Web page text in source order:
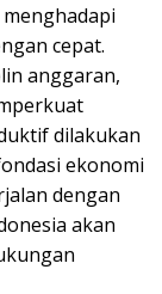
cepat.
anggaran,
dilakukan
ekonomi
dengan
akan